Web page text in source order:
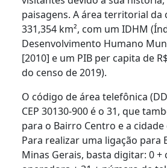
paisagens. A área territorial da
331,354 km², com um IDHM
Desenvolvimento Humano
[2010] e um PIB per capita de
do censo de 2019).
O código de área telefônica
CEP 30130-900 é o 31, que
para o Bairro Centro e a
Para realizar uma ligação para
Minas Gerais, basta digitar: 0 +